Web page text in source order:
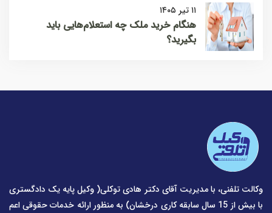
۱۱ تیر ۱۴۰۵
هنگام خرید ملک چه استعلام‌هایی باید
بگیرید؟
وکالت تلفنی، با مدیریت آقای دکتر هادی توکلی( وکیل پایه یک دادگستری
با بیش از 15 سال سابقه کاری درخشان) به منظور ارائه خدمات حقوقی اعم